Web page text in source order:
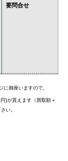
要問合せ
御座いますので。
)が貰えます（買取額＋
い。